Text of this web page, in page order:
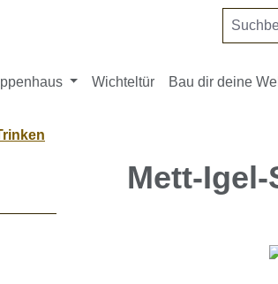
Wichteltür Bau dir deine
Mett-
Bildergalerie